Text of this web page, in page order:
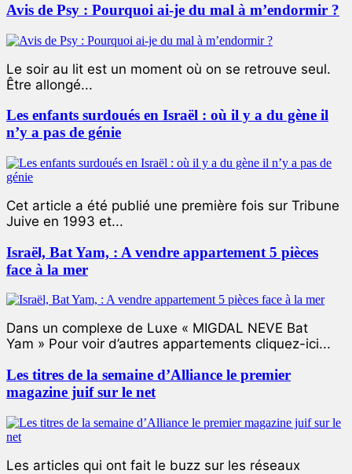
Avis de Psy : Pourquoi ai-je du mal à m’endormir ?
Le soir au lit est un moment où on se retrouve seul.
Être allongé...
Les enfants surdoués en Israël : où il y a du gène il
n’y a pas de génie
Cet article a été publié une première fois sur Tribune
Juive en 1993 et...
Israël, Bat Yam, : A vendre appartement 5 pièces
face à la mer
Dans un complexe de Luxe « MIGDAL NEVE Bat
Yam » Pour voir d’autres appartements cliquez-ici...
Les titres de la semaine d’Alliance le premier
magazine juif sur le net
Les articles qui ont fait le buzz sur les réseaux